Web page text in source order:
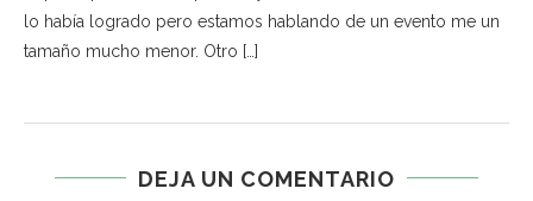
lo había logrado pero estamos hablando de un evento me un
tamaño mucho menor. Otro […]
DEJA UN COMENTARIO